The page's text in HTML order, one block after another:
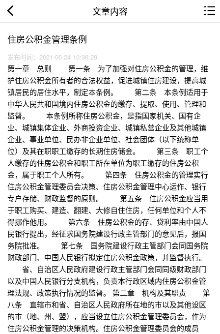
文章内容
住房公积金管理条例
发布时间：2021-05-24 10:36:29
第一章 总则 第一条 为了加强对住房公积金的管理，维
护住房公积金所有者的合法权益，促进城镇住房建设，提高城
镇居民的居住水平，制定本条例。 第二条 本条例适用于
中华人民共和国境内住房公积金的缴存、提取、使用、管理和
监督。 本条例所称住房公积金，是指国家机关、国有企
业、城镇集体企业、外商投资企业、城镇私营企业及其他城镇
企业、事业单位、民办非企业单位、社会团体（以下统称单
位）及其在职职工缴存的长期住房储金。 第三条 职工个
人缴存的住房公积金和职工所在单位为职工缴存的住房公积
金，属于职工个人所有。 第四条 住房公积金的管理实行
住房公积金管理委员会决策、住房公积金管理中心运作、银行
专户存储、财政监督的原则。 第五条 住房公积金应当用
于职工购买、建造、翻建、大修自住住房，任何单位和个人不
得挪作他用。 第六条 住房公积金的存、贷利率由中国人
民银行提出，经征求国务院建设行政主管部门的意见后，报国
务院批准。 第七条 国务院建设行政主管部门会同国务院
财政部门、中国人民银行拟定住房公积金政策，并监督执行。
省、自治区人民政府建设行政主管部门会同同级财政部门
以及中国人民银行分支机构，负责本行政区域内住房公积金管
理法规、政策执行情况的监督。 第二章 机构及其职责 第
八条 直辖市和省、自治区人民政府所在地的市以及其他设区
的市（地、州、盟），应当设立住房公积金管理委员会，作为
住房公积金管理的决策机构。住房公积金管理委员会的成员